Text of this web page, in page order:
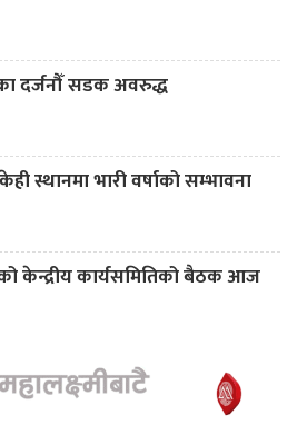
दर्जनौँ सडक अवरुद्ध
स्थानमा भारी वर्षाको सम्भावना
केन्द्रीय कार्यसमितिको बैठक आज